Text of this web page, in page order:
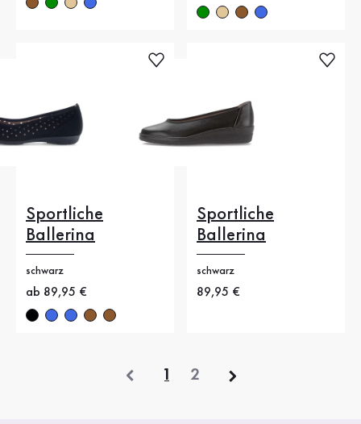
Sportliche
Ballerina
schwarz
Neuer Preis
ab 89,95 €
Sportliche
Ballerina
schwarz
Neuer Preis
89,95 €
1 2